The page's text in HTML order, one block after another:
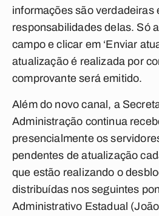
informações são verdadeiras
responsabilidades delas. Só
campo e clicar em ‘Enviar
atualização é realizada por
comprovante será emitido.
Além do novo canal, a
Administração continua
presencialmente os
pendentes de atualização
que estão realizando o
distribuídas nos seguintes
Administrativo Estadual